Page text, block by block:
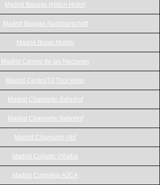
Madrid Barajas (Hilton Hotel)
Madrid Barajas Nachbarschaft
Madrid Bravo Murillo
Madrid Campo de las Naciones
Madrid Centro/T3 Tirol Hotel
Madrid Chamartin Bahnhof
Madrid Chamartin Bahnhof
Madrid Chamartin Hbf
Madrid Collado Villalba
Madrid Complejo AZCA